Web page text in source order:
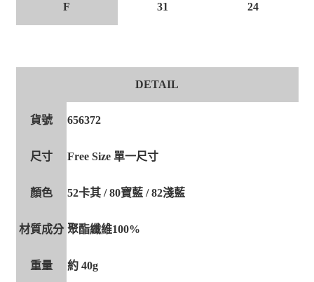
F 31 24
DETAIL
貨號 656372
尺寸 Free Size 單一尺寸
顏色 52卡其 / 80寶藍 / 82淺藍
材質成分 聚酯纖維100%
重量 約 40g